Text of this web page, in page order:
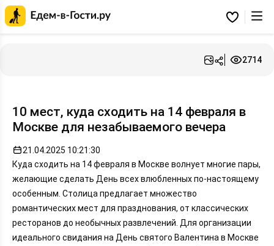
Избранное
2714
10 мест, куда сходить на 14 февраля в
Москве для незабываемого вечера
21.04.2025 10:21:30
Куда сходить на 14 февраля в Москве волнует многие пары,
желающие сделать День всех влюбленных по-настоящему
особенным. Столица предлагает множество
романтических мест для празднования, от классических
ресторанов до необычных развлечений. Для организации
идеального свидания на День святого Валентина в Москве